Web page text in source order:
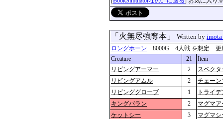
「火無尽強奪本」 Written by
ロングホーン 8000G 4人戦 を想定 更新
Creature
21
Item
リビングアーマー
2
スペク
リビングアムル
2
チェーン
リビンググローブ
1
トライ
キングバラン
2
マグマ
ケットシー
3
マグマ